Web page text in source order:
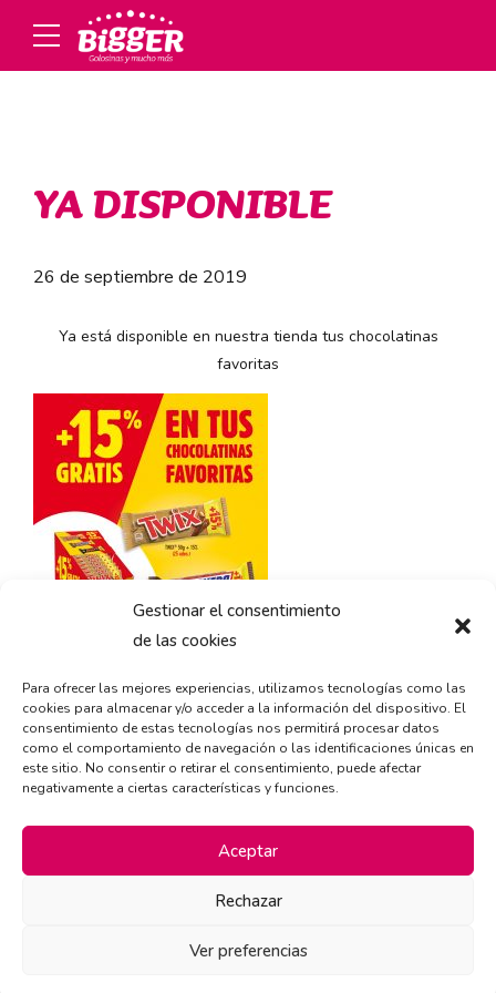
Gestionar el consentimiento
de las cookies
Para ofrecer las mejores experiencias, utilizamos tecnologías como las
cookies para almacenar y/o acceder a la información del dispositivo. El
consentimiento de estas tecnologías nos permitirá procesar datos
como el comportamiento de navegación o las identificaciones únicas en
este sitio. No consentir o retirar el consentimiento, puede afectar
negativamente a ciertas características y funciones.
Aceptar
Rechazar
Ver preferencias
YA DISPONIBLE
26 de septiembre de 2019
Ya está disponible en nuestra tienda tus chocolatinas
favoritas